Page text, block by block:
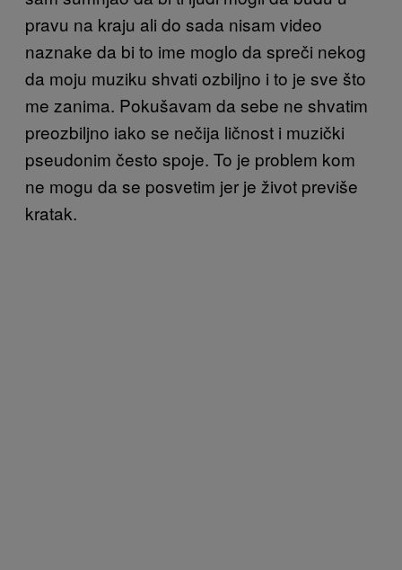
pravu na kraju ali do sada nisam video
naznake da bi to ime moglo da spreči nekog
da moju muziku shvati ozbiljno i to je sve što
me zanima. Pokušavam da sebe ne shvatim
preozbiljno iako se nečija ličnost i muzički
pseudonim često spoje. To je problem kom
ne mogu da se posvetim jer je život previše
kratak.